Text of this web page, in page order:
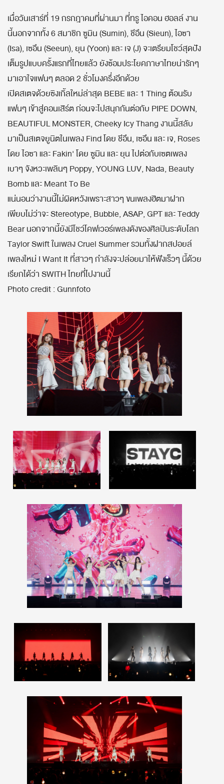
เมื่อวันเสาร์ที่ 19 กรกฎาคมที่ผ่านมา ที่ทรู ไอคอน ฮอลล์ งาน
นี้นอกจากทั้ง 6 สมาชิก ซูมิน (Sumin), ชีอึน (Sieun), ไอซา
(Isa), เซอึน (Seeun), ยุน (Yoon) และ เจ (J) จะเตรียมโชว์สุดปัง
เต็มรูปแบบครั้งแรกที่ไทยแล้ว ยังซ้อมประโยคภาษาไทยน่ารักๆ
มาเอาใจแฟนๆ ตลอด 2 ชั่วโมงครึ่งอีกด้วย
เปิดสเตจด้วยซิงเกิ้ลใหม่ล่าสุด BEBE และ 1 Thing ต้อนรับ
แฟนๆ เข้าสู่คอนเสิร์ต ก่อนจะไปสนุกกันต่อกับ PIPE DOWN,
BEAUTIFUL MONSTER, Cheeky Icy Thang งานนี้สลับ
มาเป็นสเตจยูนิตในเพลง Find โดย ชีอึน, เซอึน และ เจ, Roses
โดย ไอซา และ Fakin' โดย ซูมิน และ ยุน ไปต่อกับเซตเพลง
เบาๆ จังหวะเพลินๆ Poppy, YOUNG LUV, Nada, Beauty
Bomb และ Meant To Be
แน่นอนว่างานนี้ไม่ผิดหวังเพราะสาวๆ ขนเพลงฮิตมาฝาก
เพียบไม่ว่าจะ Stereotype, Bubble, ASAP, GPT และ Teddy
Bear นอกจากนี้ยังมีโชว์โคฟเวอร์เพลงดังของศิลปินระดับโลก
Taylor Swift ในเพลง Cruel Summer รวมทั้งฝากสปอยล์
เพลงใหม่ I Want It ที่สาวๆ กำลังจะปล่อยมาให้ฟังเร็วๆ นี้ด้วย
เรียกได้ว่า SWITH ไทยที่ไปงานนี้
Photo credit : Gunnfoto